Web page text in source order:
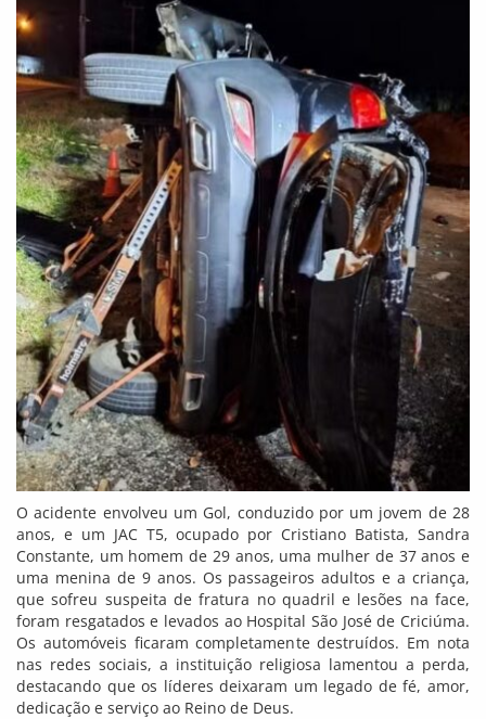
O acidente envolveu um Gol, conduzido por um jovem de 28
anos, e um JAC T5, ocupado por Cristiano Batista, Sandra
Constante, um homem de 29 anos, uma mulher de 37 anos e
uma menina de 9 anos. Os passageiros adultos e a criança,
que sofreu suspeita de fratura no quadril e lesões na face,
foram resgatados e levados ao Hospital São José de Criciúma.
Os automóveis ficaram completamente destruídos. Em nota
nas redes sociais, a instituição religiosa lamentou a perda,
destacando que os líderes deixaram um legado de fé, amor,
dedicação e serviço ao Reino de Deus.